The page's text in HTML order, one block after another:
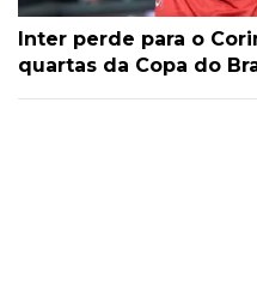
Inter perde para o
quartas da Copa do